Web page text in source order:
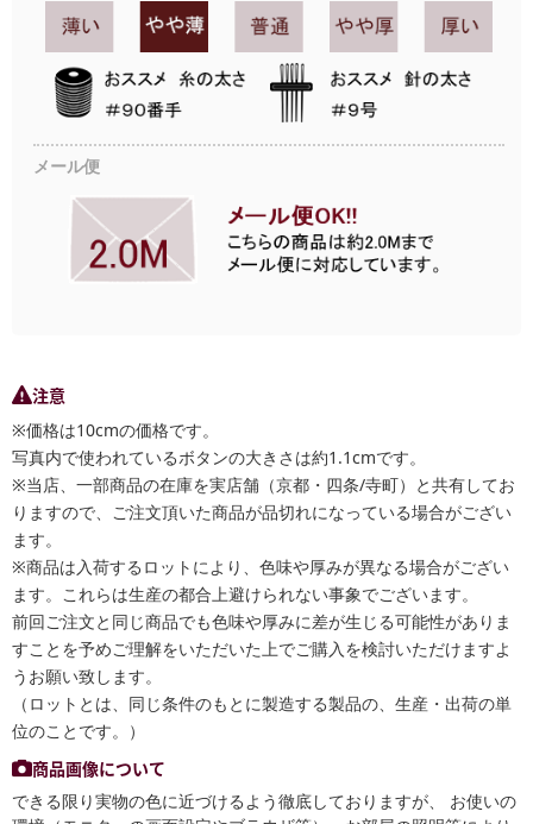
メール便
注意
※価格は10cmの価格です。
写真内で使われているボタンの大きさは約1.1cmです。
※当店、一部商品の在庫を実店舗（京都・四条/寺町）と共有してお
りますので、ご注文頂いた商品が品切れになっている場合がござい
ます。
※商品は入荷するロットにより、色味や厚みが異なる場合がござい
ます。これらは生産の都合上避けられない事象でございます。
前回ご注文と同じ商品でも色味や厚みに差が生じる可能性がありま
すことを予めご理解をいただいた上でご購入を検討いただけますよ
うお願い致します。
（ロットとは、同じ条件のもとに製造する製品の、生産・出荷の単
位のことです。）
商品画像について
できる限り実物の色に近づけるよう徹底しておりますが、 お使いの